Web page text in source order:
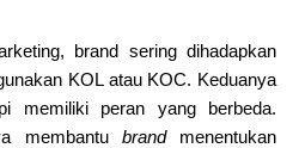
brand sering dihadapkan
KOL atau KOC. Keduanya
memiliki peran yang berbeda.
membantu brand menentukan